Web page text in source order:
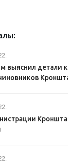
выяснил детали